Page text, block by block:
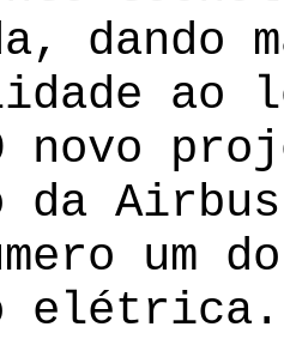
ao
da Airbus
um